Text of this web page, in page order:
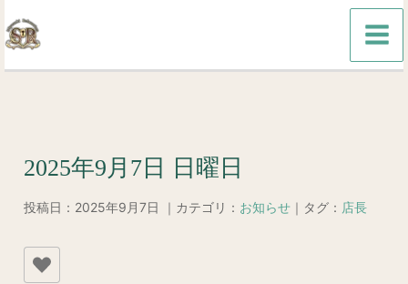
容
を
2025年9月7日 日曜日
投稿日：2025年9月7日 ｜カテゴリ： お知らせ｜タグ： 店長